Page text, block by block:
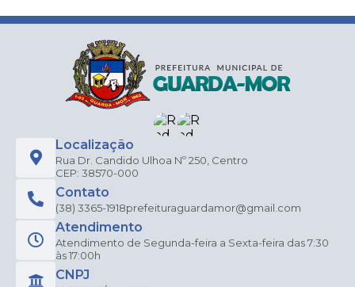
Localização
Rua Dr. Candido Ulhoa Nº 250, Centro
CEP: 38570-000
Contato
(38) 3365-1918prefeituraguardamor@gmail.com
Atendimento
Atendimento de Segunda-feira a Sexta-feira das 7:30
às 17:00h
CNPJ